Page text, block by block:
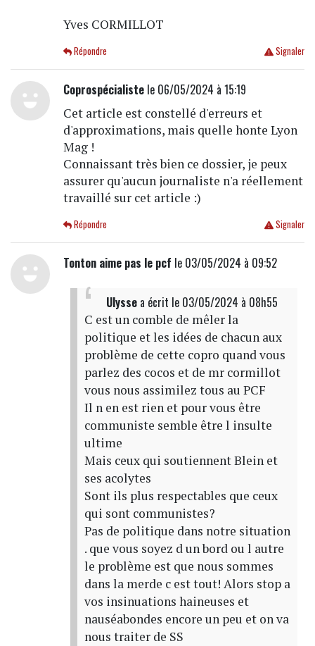
Yves CORMILLOT
Signaler
Répondre
Coprospécialistele 06/05/2024 à 15:19
Cet article est constellé d'erreurs et
d'approximations, mais quelle honte Lyon
Mag !
Connaissant très bien ce dossier, je peux
assurer qu'aucun journaliste n'a réellement
travaillé sur cet article :)
Signaler
Répondre
Tonton aime pas le pcf le 03/05/2024 à 09:52
Ulyssea écrit le 03/05/2024 à 08h55
C est un comble de mêler la
politique et les idées de chacun aux
problème de cette copro quand vous
parlez des cocos et de mr cormillot
vous nous assimilez tous au PCF
Il n en est rien et pour vous être
communiste semble être l insulte
ultime
Mais ceux qui soutiennent Blein et
ses acolytes
Sont ils plus respectables que ceux
qui sont communistes?
Pas de politique dans notre situation
. que vous soyez d un bord ou l autre
le problème est que nous sommes
dans la merde c est tout! Alors stop a
vos insinuations haineuses et
nauséabondes encore un peu et on va
nous traiter de SS